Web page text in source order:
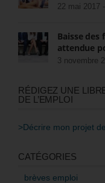
22 mai 2017 -
Baisse des
attendue
3 novembre
RÉDIGEZ UNE
DE L’EMPLOI
>Décrire mon projet
CATÉGORIES
brèves emploi